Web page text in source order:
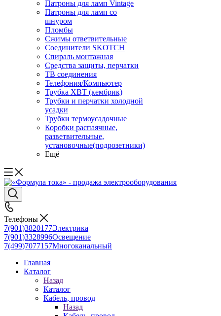
Патроны для ламп Vintage
Патроны для ламп со
шнуром
Пломбы
Сжимы ответвительные
Соединители SKOTCH
Спираль монтажная
Средства защиты, перчатки
ТВ соединения
Телефония/Компьютер
Трубка ХВТ (кембрик)
Трубки и перчатки холодной
усадки
Трубки термоусадочные
Коробки распаячные,
разветвительные,
установочные(подрозетники)
Ещё
Телефоны
7(901)3820177Электрика
7(901)3328996Освещение
7(499)7077157Многоканальный
Главная
Каталог
Назад
Каталог
Кабель, провод
Назад